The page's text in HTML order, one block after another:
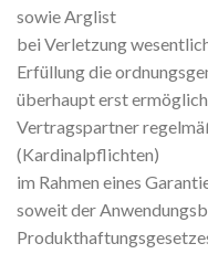
sowie Arglist
bei Verletzung
Erfüllung die
überhaupt erst
Vertragspartner
(Kardinalpflichten)
im Rahmen eines
soweit der